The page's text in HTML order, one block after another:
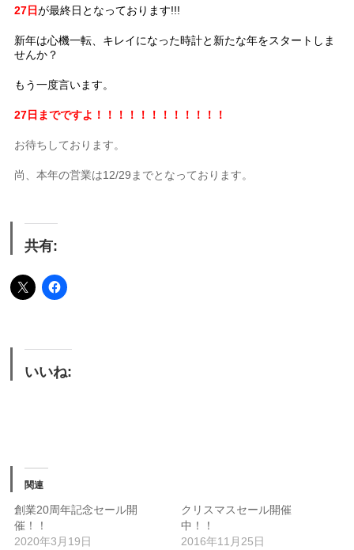
27日が最終日となっております!!!
新年は心機一転、キレイになった時計と新たな年をスタートしま
せんか？
もう一度言います。
27日までですよ！！！！！！！！！！！！
お待ちしております。
尚、本年の営業は12/29までとなっております。
共有:
いいね:
関連
創業20周年記念セール開
催！！
2020年3月19日
クリスマスセール開催
中！！
2016年11月25日